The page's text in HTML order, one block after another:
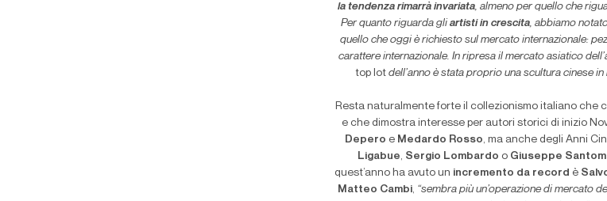
la tendenza rimarrà invariata, almeno per quello che
Per quanto riguarda gli artisti in crescita, abbiamo
quello che oggi è richiesto sul mercato internazionale:
carattere internazionale. In ripresa il mercato asiatico
top lot dell’anno è stata proprio una scultura cinese
Resta naturalmente forte il collezionismo italiano che
e che dimostra interesse per autori storici di inizio
Depero eMedardo Rosso, ma anche degli Anni
Ligabue, Sergio Lombardo o Giuseppe
quest’anno ha avuto un incremento da record è
Matteo Cambi, “sembra più un’operazione di mercato